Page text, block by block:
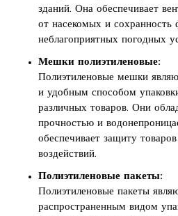
зданий. Она обеспечивает
от насекомых и сохранность
неблагоприятных погодных
Мешки полиэтиленовые:
Полиэтиленовые мешки
и удобным способом
различных товаров. Они
прочностью и
обеспечивает защиту
воздействий.
Полиэтиленовые пакеты:
Полиэтиленовые пакеты
распространенным видом